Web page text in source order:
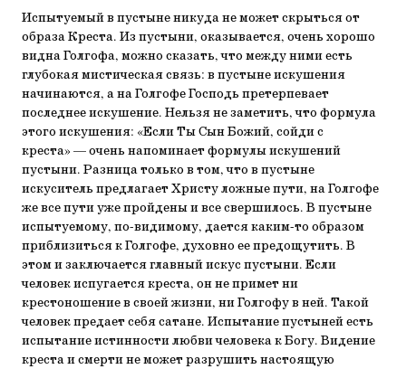
Испытуемый в пустыне никуда не может скрыться от
образа Креста. Из пустыни, оказывается, очень хорошо
видна Голгофа, можно сказать, что между ними есть
глубокая мистическая связь: в пустыне искушения
начинаются, а на Голгофе Господь претерпевает
последнее искушение. Нельзя не заметить, что формула
этого искушения: «Если Ты Сын Божий, сойди с
креста» — очень напоминает формулы искушений
пустыни. Разница только в том, что в пустыне
искуситель предлагает Христу ложные пути, на Голгофе
же все пути уже пройдены и все свершилось. В пустыне
испытуемому, по-видимому, дается каким-то образом
приблизиться к Голгофе, духовно ее предощутить. В
этом и заключается главный искус пустыни. Если
человек испугается креста, он не примет ни
крестоношение в своей жизни, ни Голгофу в ней. Такой
человек предает себя сатане. Испытание пустыней есть
испытание истинности любви человека к Богу. Видение
креста и смерти не может разрушить настоящую